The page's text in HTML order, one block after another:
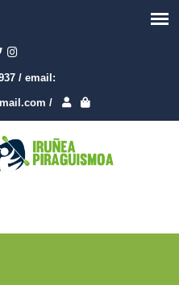
/ email:
/